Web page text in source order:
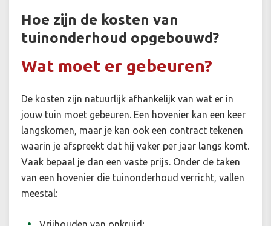
Hoe zijn de kosten van
tuinonderhoud opgebouwd?
Wat moet er gebeuren?
De kosten zijn natuurlijk afhankelijk van wat er in
jouw tuin moet gebeuren. Een hovenier kan een keer
langskomen, maar je kan ook een contract tekenen
waarin je afspreekt dat hij vaker per jaar langs komt.
Vaak bepaal je dan een vaste prijs. Onder de taken
van een hovenier die tuinonderhoud verricht, vallen
meestal: